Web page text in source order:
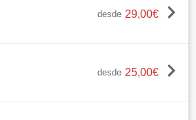
desde 29,00€
desde 25,00€